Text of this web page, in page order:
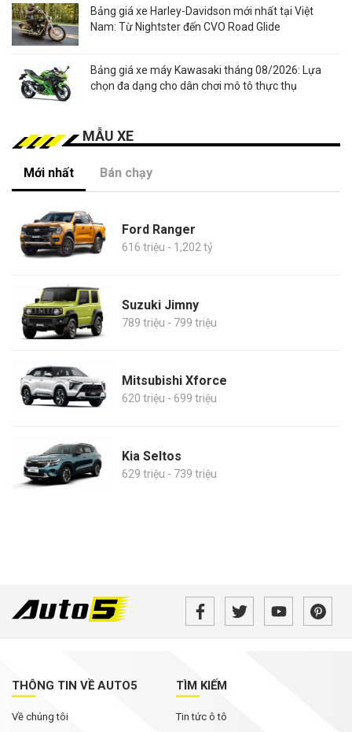
Bảng giá xe Harley-Davidson mới nhất tại Việt
Nam: Từ Nightster đến CVO Road Glide
Bảng giá xe máy Kawasaki tháng 08/2026: Lựa
chọn đa dạng cho dân chơi mô tô thực thụ
MẪU XE
Mới nhất Bán chạy
Ford Ranger
616 triệu - 1,202 tỷ
Suzuki Jimny
789 triệu - 799 triệu
Mitsubishi Xforce
620 triệu - 699 triệu
Kia Seltos
629 triệu - 739 triệu
THÔNG TIN VỀ AUTO5
Về chúng tôi
TÌM KIẾM
Tin tức ô tô